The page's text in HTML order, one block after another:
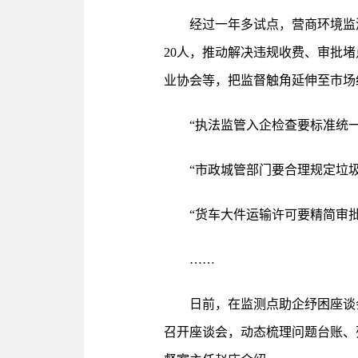
经过一年多试点，营商环境
20人，推动解决违规收费、审批
业协会等，把监督触角延伸至市
“执法监管入企检查要标准统
“市政城管部门要合理规定垃
“货车大件运输许可要精简审
……
日前，在监测点助企纾困座
召开座谈会，动态梳理问题台账